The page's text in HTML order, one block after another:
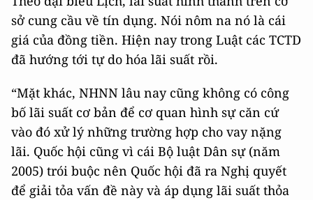
sở cung cầu về tín dụng. Nói nôm na nó là cái
giá của đồng tiền. Hiện nay trong Luật các TCTD
đã hướng tới tự do hóa lãi suất rồi.
“Mặt khác, NHNN lâu nay cũng không có công
bố lãi suất cơ bản để cơ quan hình sự căn cứ
vào đó xử lý những trường hợp cho vay nặng
lãi. Quốc hội cũng vì cái Bộ luật Dân sự (năm
2005) trói buộc nên Quốc hội đã ra Nghị quyết
để giải tỏa vấn đề này và áp dụng lãi suất thỏa